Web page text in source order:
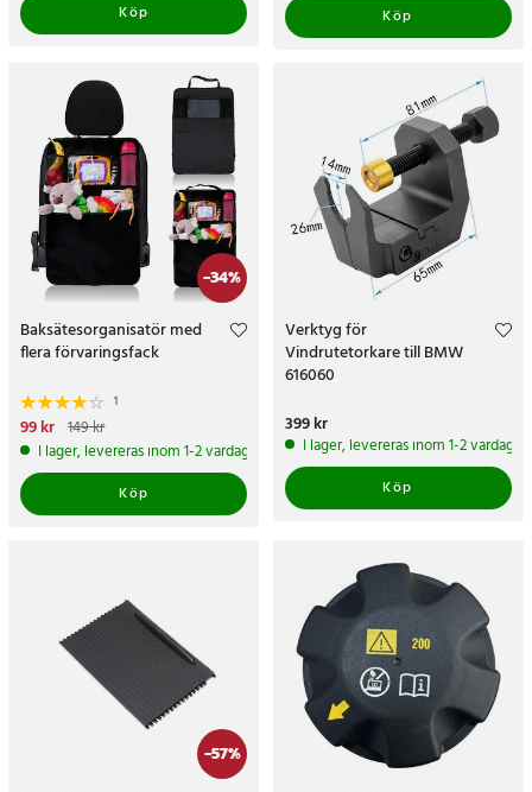
Köp
Köp
-34%
Baksätesorganisatör med
flera förvaringsfack
1
Nuvarande pris
pris:149 kr
99 kr 149 kr
I lager, levereras inom 1-2 vardagar
Köp
Verktyg för
Vindrutetorkare till BMW
616060
Pris:399 kr
399 kr
I lager, levereras inom 1-2 vardagar
Köp
-57%